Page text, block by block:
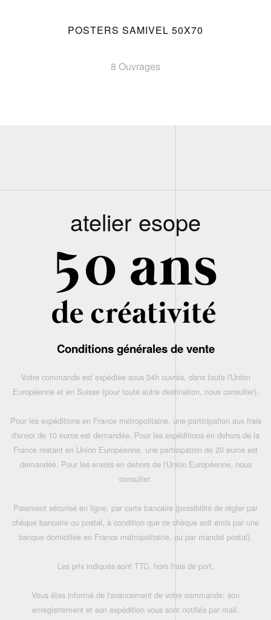
POSTERS SAMIVEL 50X70
8 Ouvrages
atelier esope
Conditions générales de vente
Votre commande est expédiée sous 24h ouvrés, dans toute l'Union
Européenne et en Suisse (pour toute autre destination, nous consulter),
Pour les expéditions en France métropolitaine, une participation aux frais
d'envoi de 10 euros est demandée. Pour les expéditions en dehors de la
France restant en Union Européenne, une participation de 20 euros est
demandée. Pour les envois en dehors de l'Union Européenne, nous
consulter.
Paiement sécurisé en ligne, par carte bancaire (possibilité de régler par
chèque bancaire ou postal, à condition que ce chèque soit émis par une
banque domiciliée en France métropolitaine, ou par mandat postal),
Les prix indiqués sont TTC, hors frais de port,
Vous êtes informé de l'avancement de votre commande: son
enregistrement et son expédition vous sont notifiés par mail.